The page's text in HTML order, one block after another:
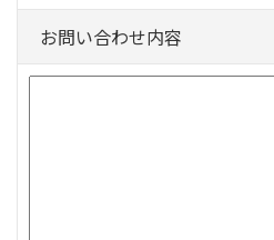
お問い合わせ内容